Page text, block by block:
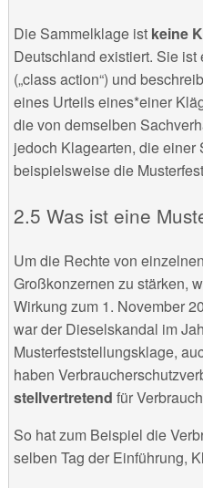
Die Sammelklage istkeine
Deutschland existiert. Sie
(„class action“) und
eines Urteils eines*einer
die von demselben
jedoch Klagearten, die
beispielsweise die
Was ist eine
Um die Rechte von
Großkonzernen zu stärken,
Wirkung zum 1. November
war der Dieselskandal im
Musterfeststellungsklage,
haben
stellvertretend für
So hat zum Beispiel die
selben Tag der Einführung,